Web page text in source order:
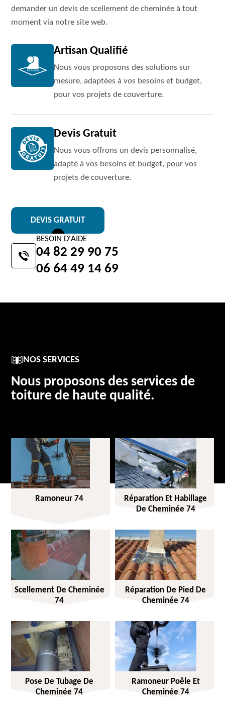
demander un devis de scellement de cheminée à tout
moment via notre site web.
Artisan Qualifié
Nous vous proposons des solutions sur
mesure, adaptées à vos besoins et budget,
pour vos projets de couverture.
Devis Gratuit
Nous vous offrons un devis personnalisé,
adapté à vos besoins et budget, pour vos
projets de couverture.
DEVIS GRATUIT
BESOIN D'AIDE
04 82 29 90 75
06 64 49 14 69
NOS SERVICES
Nous proposons des services de
toiture de haute qualité.
Ramoneur 74
Réparation Et Habillage
De Cheminée 74
Scellement De Cheminée
74
Réparation De Pied De
Cheminée 74
Pose De Tubage De
Cheminée 74
Ramoneur Poêle Et
Cheminée 74